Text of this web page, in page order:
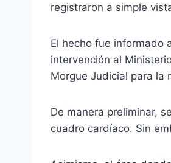
registraron a simple
El hecho fue informado
intervención al
Morgue Judicial para la
De manera preliminar,
cuadro cardíaco. Sin